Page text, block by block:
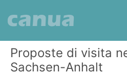
Proposte di visita
Sachsen-Anhalt